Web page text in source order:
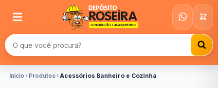
Buscar produtos
Início Produtos Acessórios Banheiro e Cozinha